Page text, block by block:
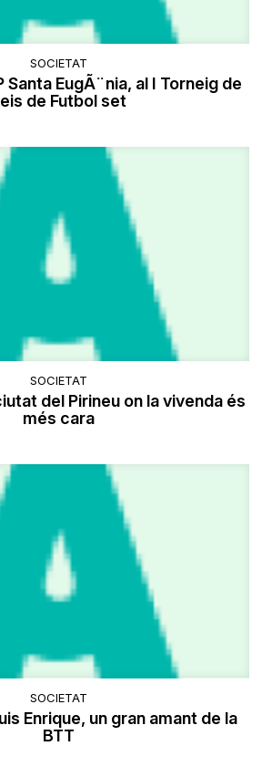
SOCIETAT
Santa EugÃ¨nia, al I Torneig de
de Futbol set
SOCIETAT
del Pirineu on la vivenda és
més cara
SOCIETAT
Enrique, un gran amant de la
BTT